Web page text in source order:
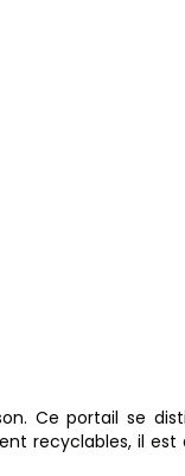
Ce portail se
recyclables, il est